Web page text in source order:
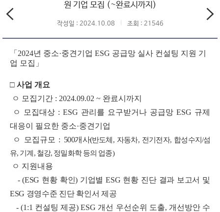
원 기업 모집 (~완료시까지)
작성일 : 2024.10.08 조회 : 21546
「 2024년 중소·중견기업 ESG 공급망 실사 컨설팅 지원 기
업 모집 」
□ 사업 개요
ㅇ 모집기간 : 2024.09.02 ~ 완료시까지
ㅇ 모집대상 : ESG 관리를 요구받거나 공급망 ESG 규제
대응이 필요한 중소·중견기업
ㅇ 모집규모 : 500개사(반도체, 자동차, 전기전자, 합성수지/섬
유, 기계, 철강, 정밀화학 등의 업종)
ㅇ 지원내용
- (ESG 현황 확인) 기업별 ESG 현황 진단 결과 보고서 및
ESG 경영수준 진단 확인서 제공
- (1:1 컨설팅 제공) ESG 개선 우선순위 도출, 개선방안 수